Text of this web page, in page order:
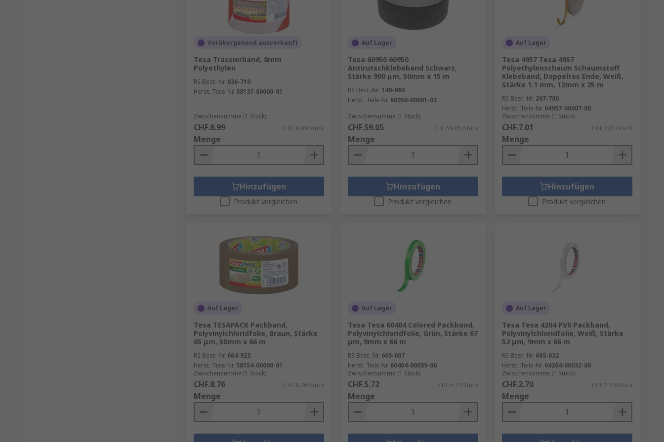
Vorübergehend ausverkauft
Tesa Trassierband, 8mm
Polyethylen
RS Best.-Nr. 636-710
Herst. Teile-Nr. 58137-00000-01
Zwischensumme (1 Stück)
CHF.8.99 CHF.8.99/Stück
Menge
Hinzufügen
Produkt vergleichen
Auf Lager
Tesa 60950 60950
Antirutschklebeband Schwarz,
Stärke 900 μm, 50mm x 15 m
RS Best.-Nr. 140-060
Herst. Teile-Nr. 60950-00001-02
Zwischensumme (1 Stück)
CHF.59.05 CHF.59.05/Stück
Menge
Hinzufügen
Produkt vergleichen
Auf Lager
Tesa 4957 Tesa 4957
Polyethylenschaum Schaumstoff
Klebeband, Doppeltes Ende, Weiß,
Stärke 1.1 mm, 12mm x 25 m
RS Best.-Nr. 207-780
Herst. Teile-Nr. 04957-00007-00
Zwischensumme (1 Stück)
CHF.7.01 CHF.7.01/Stück
Menge
Hinzufügen
Produkt vergleichen
Auf Lager
Tesa TESAPACK Packband,
Polyvinylchloridfolie, Braun, Stärke
65 μm, 50mm x 66 m
RS Best.-Nr. 664-923
Herst. Teile-Nr. 58154-00000-01
Zwischensumme (1 Stück)
CHF.8.76 CHF.8.76/Stück
Menge
Auf Lager
Tesa Tesa 60404 Colored Packband,
Polyvinylchloridfolie, Grün, Stärke 67
μm, 9mm x 66 m
RS Best.-Nr. 665-007
Herst. Teile-Nr. 60404-00059-00
Zwischensumme (1 Stück)
CHF.5.72 CHF.5.72/Stück
Menge
Auf Lager
Tesa Tesa 4204 PV0 Packband,
Polyvinylchloridfolie, Weiß, Stärke
52 μm, 9mm x 66 m
RS Best.-Nr. 665-032
Herst. Teile-Nr. 04204-00032-00
Zwischensumme (1 Stück)
CHF.2.70 CHF.2.70/Stück
Menge